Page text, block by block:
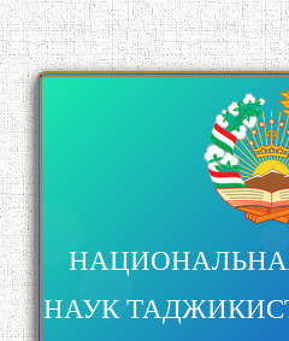
НАУК